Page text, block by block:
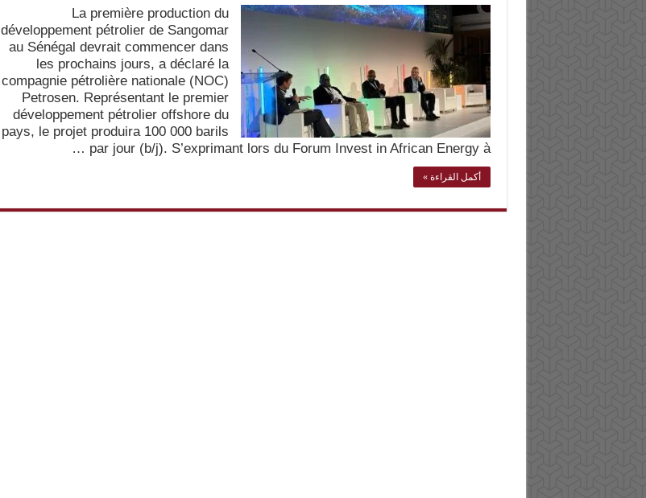
La première production du
développement pétrolier de Sangomar
au Sénégal devrait commencer dans
les prochains jours, a déclaré la
compagnie pétrolière nationale (NOC)
Petrosen. Représentant le premier
développement pétrolier offshore du
pays, le projet produira 100 000 barils
par jour (b/j). S’exprimant lors du Forum Invest in African Energy à …
أكمل القراءة »